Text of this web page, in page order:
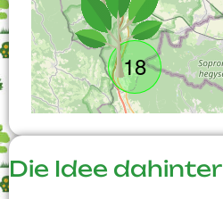
18
Die Idee dahinter